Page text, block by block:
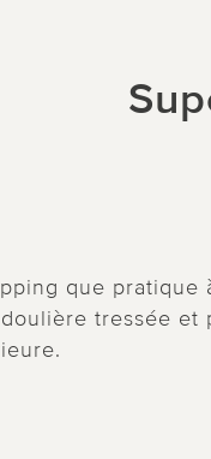
que pratique
tressée et